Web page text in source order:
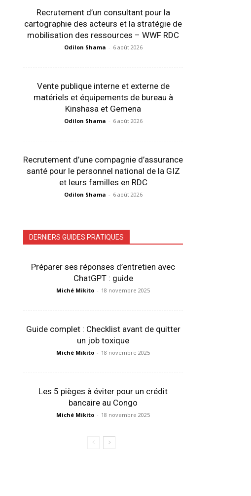
Recrutement d’un consultant pour la
cartographie des acteurs et la stratégie de
mobilisation des ressources – WWF RDC
Odilon Shama - 6 août 2026
Vente publique interne et externe de
matériels et équipements de bureau à
Kinshasa et Gemena
Odilon Shama - 6 août 2026
Recrutement d’une compagnie d’assurance
santé pour le personnel national de la GIZ
et leurs familles en RDC
Odilon Shama - 6 août 2026
DERNIERS GUIDES PRATIQUES
Préparer ses réponses d’entretien avec
ChatGPT : guide
Miché Mikito - 18 novembre 2025
Guide complet : Checklist avant de quitter
un job toxique
Miché Mikito - 18 novembre 2025
Les 5 pièges à éviter pour un crédit
bancaire au Congo
Miché Mikito - 18 novembre 2025